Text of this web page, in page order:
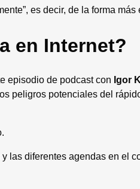
es decir, de la forma más
en Internet?
episodio de podcast con Igor
peligros potenciales del
las diferentes agendas en el